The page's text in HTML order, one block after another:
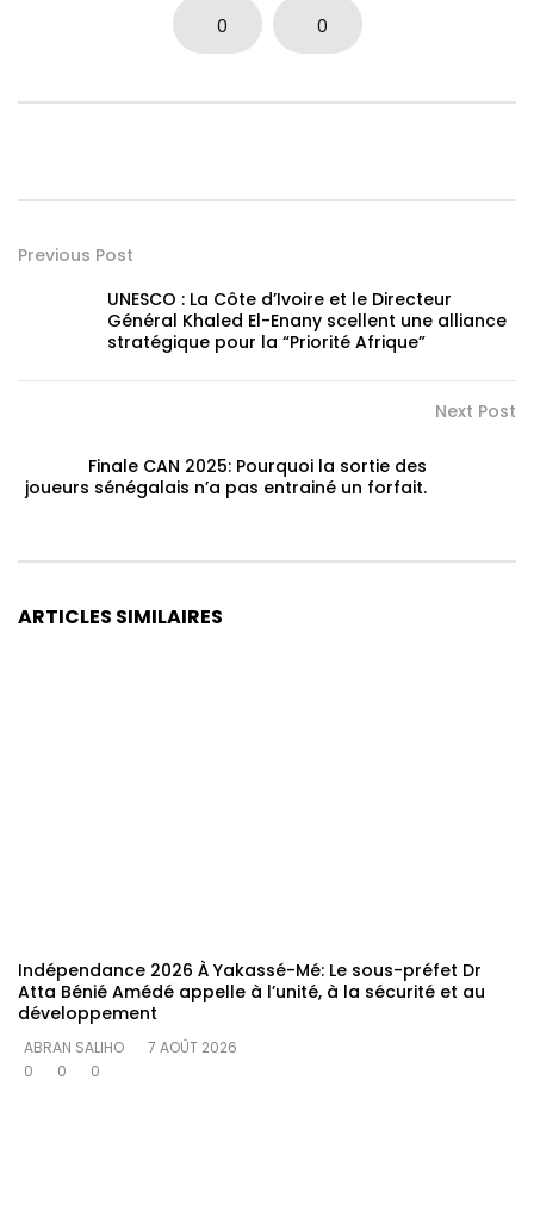
0 0
Previous Post
UNESCO : La Côte d’Ivoire et le Directeur
Général Khaled El-Enany scellent une alliance
stratégique pour la “Priorité Afrique”
Next Post
Finale CAN 2025: Pourquoi la sortie des
joueurs sénégalais n’a pas entrainé un forfait.
ARTICLES SIMILAIRES
Indépendance 2026 À Yakassé-Mé: Le sous-préfet Dr
Atta Bénié Amédé appelle à l’unité, à la sécurité et au
développement
ABRAN SALIHO
7 AOÛT 2026
0
0 0